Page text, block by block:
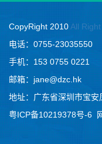
CopyRight 2010 All
电话：0755-23035550
手机：153 0755 0221
邮箱：jane@dzc.hk
地址：广东省深圳市宝安
粤ICP备10219378号-6